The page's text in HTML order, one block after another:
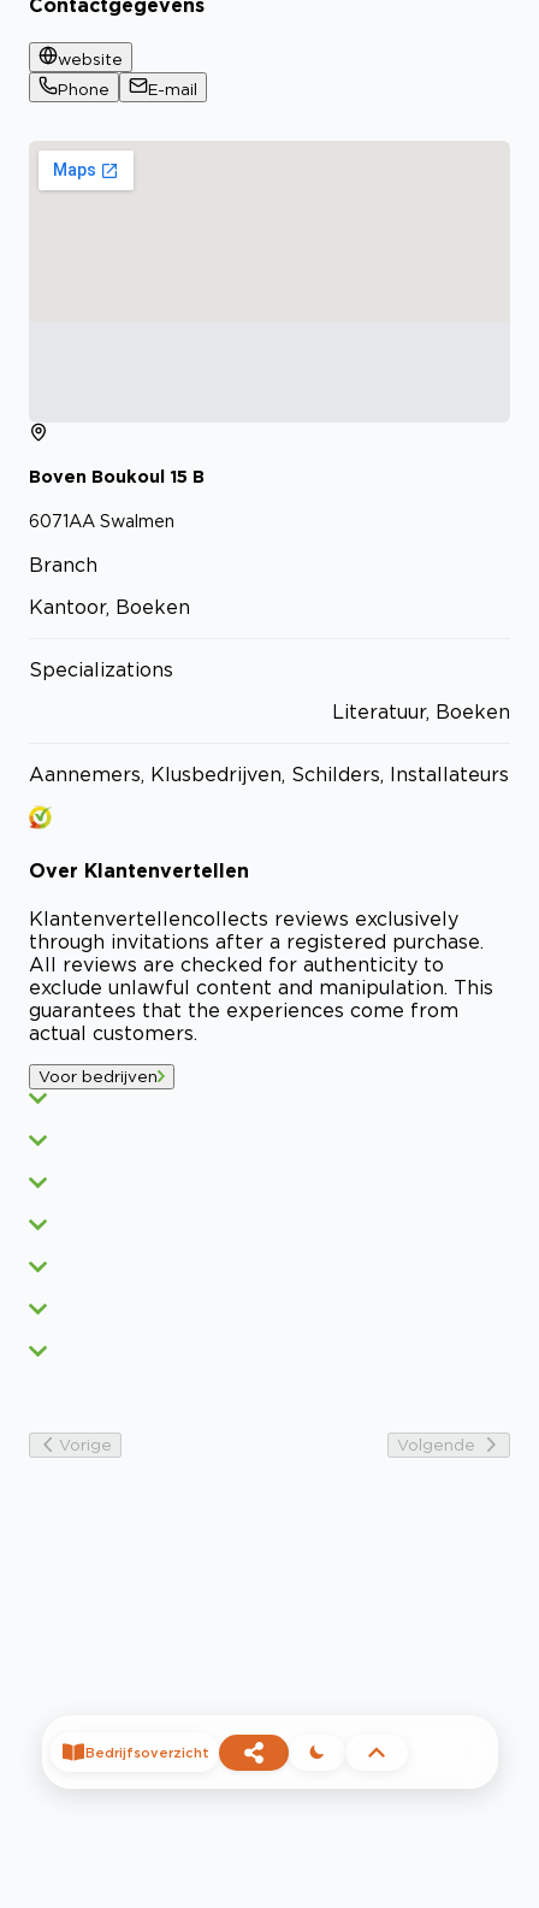
website
Phone
E-mail
Boven Boukoul 15 B
6071AA Swalmen
Branch
Kantoor, Boeken
Specializations
Literatuur, Boeken
Aannemers, Klusbedrijven, Schilders, Installateurs
Over Klantenvertellen
Klantenvertellencollects reviews exclusively
through invitations after a registered purchase.
All reviews are checked for authenticity to
exclude unlawful content and manipulation. This
guarantees that the experiences come from
actual customers.
Voor bedrijven
Vorige Volgende
Bedrijfsoverzicht